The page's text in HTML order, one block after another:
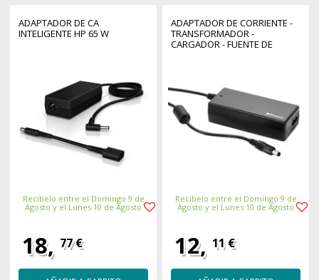
ADAPTADOR DE CA
INTELIGENTE HP 65 W
Recíbelo entre el Domingo 9 de
Agosto y el Lunes 10 de Agosto
18, 77 €
ADAPTADOR DE CORRIENTE -
TRANSFORMADOR -
CARGADOR - FUENTE DE
7.4MMX5.0MM PARA PLACA
THIN MINI ITX
Recíbelo entre el Domingo 9 de
Agosto y el Lunes 10 de Agosto
12, 11 €